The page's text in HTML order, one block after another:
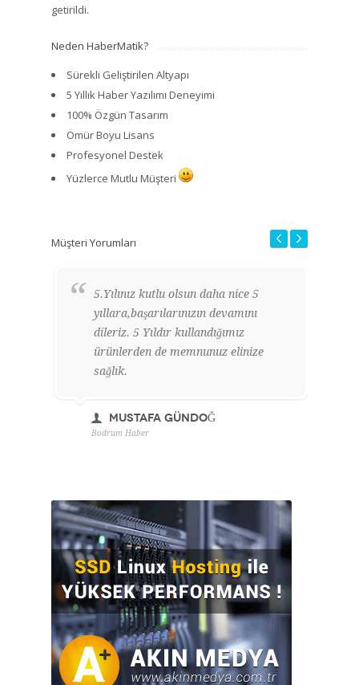
getirildi.
Neden HaberMatik?
Sürekli Geliştirilen Altyapı
5 Yıllık Haber Yazılımı Deneyimi
100% Özgün Tasarım
Ömür Boyu Lisans
Profesyonel Destek
Yüzlerce Mutlu Müşteri
Müşteri Yorumları
5.Yılınız kutlu olsun daha nice 5
yıllara,başarılarınızın devamını
dileriz. 5 Yıldır kullandığımız
ürünlerden de memnunuz elinize
sağlık.
Mustafa GÜNDOĞ
Bodrum Haber